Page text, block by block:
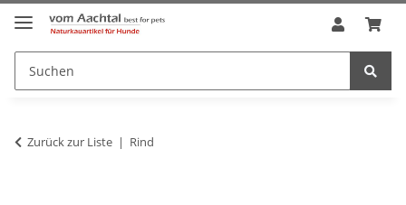
Zurück zur Liste Rind